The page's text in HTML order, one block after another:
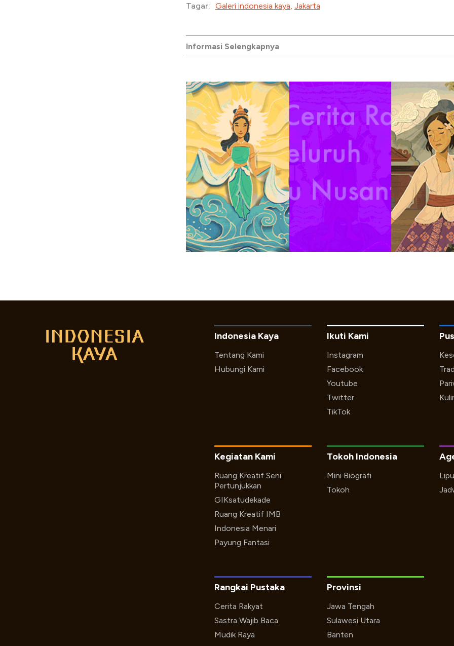
Tagar: Galeri indonesia kaya Jakarta
Informasi Selengkapnya
Indonesia Kaya
Tentang Kami
Hubungi Kami
Ikuti Kami
Instagram
Facebook
Youtube
Twitter
TikTok
Kegiatan Kami
Ruang Kreatif Seni
Pertunjukkan
GIKsatudekade
Ruang Kreatif IMB
Indonesia Menari
Payung Fantasi
Tokoh Indonesia
Mini Biografi
Tokoh
Rangkai Pustaka
Cerita Rakyat
Sastra Wajib Baca
Mudik Raya
Provinsi
Jawa Tengah
Sulawesi Utara
Banten